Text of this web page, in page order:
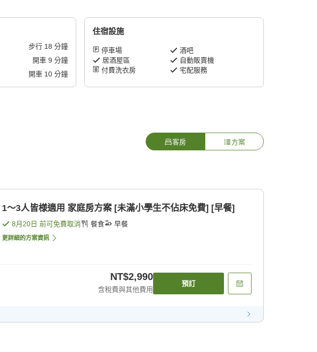
步行 18 分鐘
開車 9 分鐘
開車 10分鐘
住宿設施
停車場
酒吧
居酒屋區
自動販賣機
付費洗衣房
宅配服務
客房 方案
1〜3人皆様適用 家庭房方案 [未滿小學生不佔床免費] [早餐]
8月20日 前可免費取消 餐食 早餐
更詳細的方案資訊
NT$2,990
含稅費與其他費用
預訂